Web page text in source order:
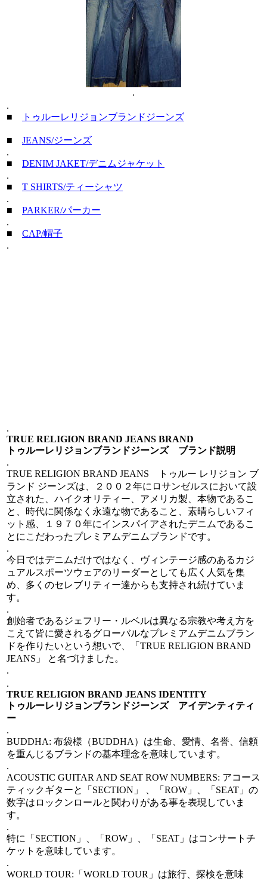
.
.
■
トゥルーレリジョンブランドジーンズ
■ JEANS/ジーンズ
.
■ DENIM JAKET/デニムジャケット
.
■ T SHIRTS/ティーシャツ
.
■ PARKER/パーカー
.
■ CAP/帽子
.
.
TRUE RELIGION BRAND JEANS BRAND
トゥルーレリジョンブランドジーンズ ブランド説明
.
TRUE RELIGION BRAND JEANS トゥルー レリジョン ブ
ランド ジーンズは、２００２年にロサンゼルスにおいて設
立された、ハイクオリティー、アメリカ製、本物であるこ
と、時代に関係なく永遠な物であること、素晴らしいフィ
ット感、１９７０年にインスパイアされたデニムであるこ
とにこだわったプレミアムデニムブランドです。
.
今日ではデニムだけではなく、ヴィンテージ感のあるカジ
ュアルスポーツウェアのリーダーとしても広く人気を集
め、多くのセレブリティー達からも支持され続けていま
す。
.
創始者であるジェフリー・ルベルは異なる宗教や考え方を
こえて皆に愛されるグローバルなプレミアムデニムブラン
ドを作りたいという想いで、「TRUE RELIGION BRAND
JEANS」 と名づけました。
.
.
TRUE RELIGION BRAND JEANS IDENTITY
トゥルーレリジョンブランドジーンズ アイデンティティ
ー
.
BUDDHA: 布袋様（BUDDHA）は生命、愛情、名誉、信頼
を重んじるブランドの基本理念を意味しています。
.
ACOUSTIC GUITAR AND SEAT ROW NUMBERS: アコース
ティックギターと「SECTION」 、「ROW」、「SEAT」の
数字はロックンロールと関わりがある事を表現していま
す。
.
特に「SECTION」、「ROW」、「SEAT」はコンサートチ
ケットを意味しています。
.
WORLD TOUR:「WORLD TOUR」は旅行、探検を意味